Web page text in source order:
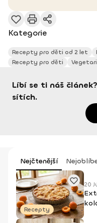
Kategorie
Recepty pro děti od 2 let
Recepty pro děti
Líbí se ti náš
sítích.
Nejčtenější
Recepty
20